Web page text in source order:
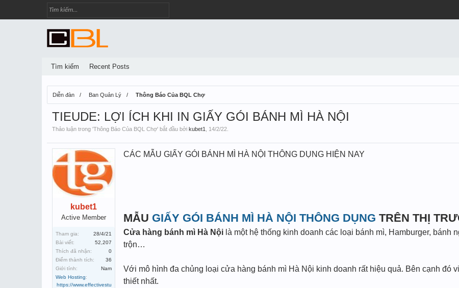
Diễn đàn Ban Quản Lý Thông Báo Của BQL Chợ
TIEUDE: LỢI ÍCH KHI IN GIẤY GÓI BÁNH MÌ HÀ NỘI
Thảo luận trong 'Thông Báo Của BQL Chợ' bắt đầu bởi kubet1 14/2/22
kubet1
Active Member
Tham gia:
28/4/21
Bài viết:
52,207
Thích đã nhận:
0
Điểm thành tích:
36
Giới tính:
Nam
Web Hosting:
https://www.effectivestu
CÁC MẪU GIẤY GÓI BÁNH MÌ HÀ NỘI THÔNG DỤNG HIỆN NAY
MẪU GIẤY GÓI BÁNH MÌ HÀ NỘI THÔNG DỤNG TRÊN THỊ
Cửa hàng bánh mì Hà Nội là một hệ thống kinh doanh các loại bánh mì, Hamburger, bánh
trộn…
Với mô hình đa chủng loại cửa hàng bánh mì Hà Nội kinh doanh rất hiệu quả. Bên cạnh đó
thiết nhất.
Tìm kiếm Recent Posts